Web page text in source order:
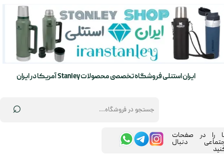
⌕
ایران استنلی فروشگاه تخصصی محصولات Stanley آمریکا در ایران
حساب کاربری من
تغییر گذر واژه
را در صفحات
دنبال